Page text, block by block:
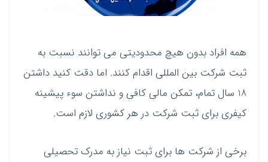
همه افراد بدون هیچ محدودیتی می توانند نسبت به
ثبت شرکت بین المللی اقدام کنند. اما دقت کنید داشتن
18 سال تمام، تمکن مالی کافی و نداشتن سوء پیشینه
کیفری برای ثبت شرکت در هر کشوری لازم است.
برخی از شرکت ها برای ثبت نیاز به مدرک تحصیلی